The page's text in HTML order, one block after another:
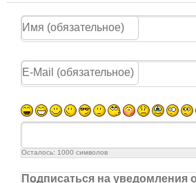
Осталось: 1000 символов
Подписаться на уведомления